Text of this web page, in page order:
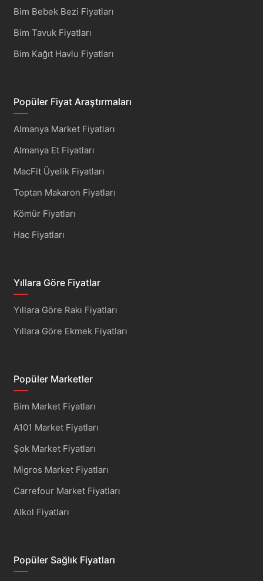
Bim Bebek Bezi Fiyatları
Bim Tavuk Fiyatları
Bim Kağıt Havlu Fiyatları
Popüler Fiyat Araştırmaları
Almanya Market Fiyatları
Almanya Et Fiyatları
MacFit Üyelik Fiyatları
Toptan Makaron Fiyatları
Kömür Fiyatları
Hac Fiyatları
Yıllara Göre Fiyatlar
Yıllara Göre Rakı Fiyatları
Yıllara Göre Ekmek Fiyatları
Popüler Marketler
Bim Market Fiyatları
A101 Market Fiyatları
Şok Market Fiyatları
Migros Market Fiyatları
Carrefour Market Fiyatları
Alkol Fiyatları
Popüler Sağlık Fiyatları